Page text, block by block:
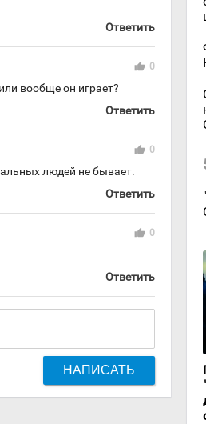
Ответить
thumb_up 0
вообще он играет?
Ответить
thumb_up 0
людей не бывает.
Ответить
thumb_up 0
Ответить
НАПИСАТЬ